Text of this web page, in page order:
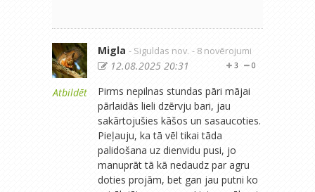
Atbildēt
Migla - Siguldas nov. - 8 novērojumi
0
3
12.08.2025 20:31
Pirms nepilnas stundas pāri mājai
pārlaidās lieli dzērvju bari, jau
sakārtojušies kāšos un sasaucoties.
Pieļauju, ka tā vēl tikai tāda
palidošana uz dienvidu pusi, jo
manuprāt tā kā nedaudz par agru
doties projām, bet gan jau putni ko